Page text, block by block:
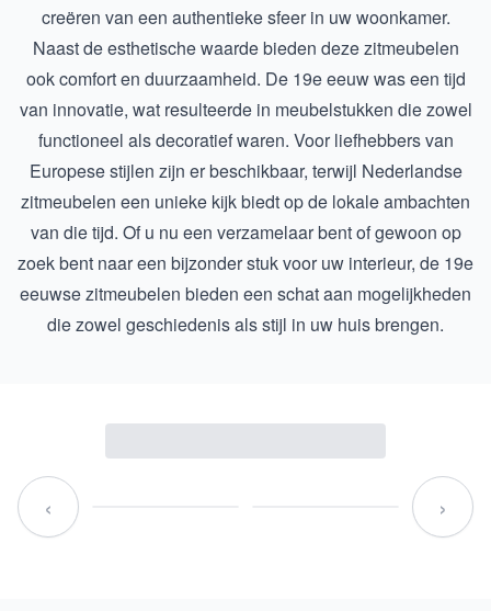
creëren van een authentieke sfeer in uw woonkamer.
Naast de esthetische waarde bieden deze zitmeubelen
ook comfort en duurzaamheid. De 19e eeuw was een tijd
van innovatie, wat resulteerde in meubelstukken die zowel
functioneel als decoratief waren. Voor liefhebbers van
Europese stijlen zijn er beschikbaar, terwijl Nederlandse
zitmeubelen een unieke kijk biedt op de lokale ambachten
van die tijd. Of u nu een verzamelaar bent of gewoon op
zoek bent naar een bijzonder stuk voor uw interieur, de 19e
eeuwse zitmeubelen bieden een schat aan mogelijkheden
die zowel geschiedenis als stijl in uw huis brengen.
‹ ›